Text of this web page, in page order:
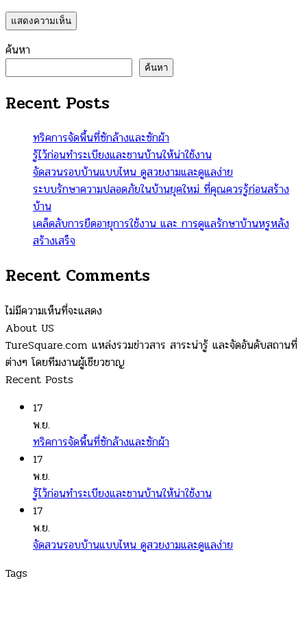
ค้นหา
ค้นหา
Recent Posts
ทริคการจัดพื้นที่ซักล้างและซักผ้า
รู้ไว้ก่อนทำระเบียงและชานบ้านให้น่าใช้งาน
จัดสวนรอบบ้านแบบไหน ดูสวยงามและดูแลง่าย
ระบบรักษาความปลอดภัยในบ้านยุคใหม่ ที่คุณควรรู้ก่อนสร้าง
บ้าน
เคล็ดลับการยืดอายุการใช้งาน และ การดูแลรักษาบ้านหรูหลัง
สร้างเสร็จ
Recent Comments
ไม่มีความเห็นที่จะแสดง
About US
TureSquare.com แหล่งรวมข่าวสาร สาระน่ารู้ และจัดอันดับสถานที่
ต่างๆ โดยทีมงานผู้เชียวชาญ
Recent Posts
17
พ.ย.
ทริคการจัดพื้นที่ซักล้างและซักผ้า
17
พ.ย.
รู้ไว้ก่อนทำระเบียงและชานบ้านให้น่าใช้งาน
17
พ.ย.
จัดสวนรอบบ้านแบบไหน ดูสวยงามและดูแลง่าย
Tags